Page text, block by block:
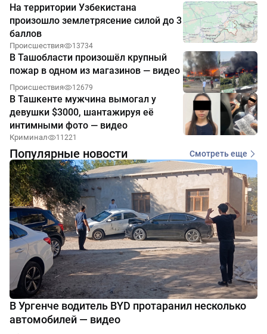
На территории Узбекистана
произошло землетрясение силой до 3
баллов
Происшествия 13734
В Ташобласти произошёл крупный
пожар в одном из магазинов — видео
Происшествия 12679
В Ташкенте мужчина вымогал у
девушки $3000, шантажируя её
интимными фото — видео
Криминал 11221
Популярные новости Смотреть еще
В Ургенче водитель BYD протаранил несколько
автомобилей — видео